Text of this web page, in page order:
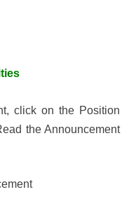
click on the Position
the Announcement